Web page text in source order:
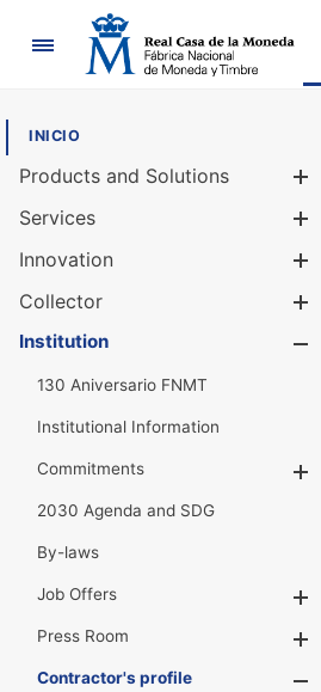
Navigation
INICIO
Products and Solutions
Services
Innovation
Collector
Institution
130 Aniversario FNMT
Institutional Information
Commitments
2030 Agenda and SDG
By-laws
Job Offers
Press Room
Contractor's profile